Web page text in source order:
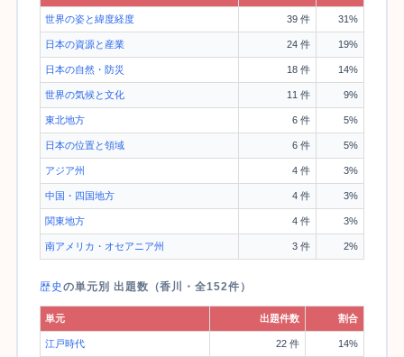
世界の姿と緯度経度 39 件 31%
日本の資源と産業 24 件 19%
日本の自然・防災 18 件 14%
世界の気候と文化 11 件 9%
東北地方 6 件 5%
日本の位置と領域 6 件 5%
アジア州 4 件 3%
中国・四国地方 4 件 3%
関東地方 4 件 3%
南アメリカ・オセアニア州 3 件 2%
歴史 の単元別 出題数（香川・全152件）
単元 出題件数 割合
江戸時代 22 件 14%